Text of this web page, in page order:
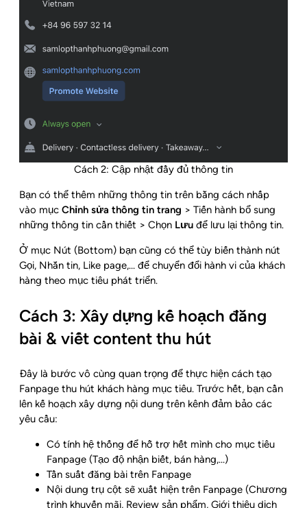
Cách 2: Cập nhật đầy đủ thông tin
Bạn có thể thêm những thông tin trên bằng cách nhấp
vào mục Chỉnh sửa thông tin trang > Tiến hành bổ sung
những thông tin cần thiết > Chọn Lưu để lưu lại thông tin.
Ở mục Nút (Bottom) bạn cũng có thể tùy biến thành nút
Gọi, Nhắn tin, Like page,… để chuyển đổi hành vi của khách
hàng theo mục tiêu phát triển.
Cách 3: Xây dựng kế hoạch đăng
bài & viết content thu hút
Đây là bước vô cùng quan trọng để thực hiện cách tạo
Fanpage thu hút khách hàng mục tiêu. Trước hết, bạn cần
lên kế hoạch xây dựng nội dung trên kênh đảm bảo các
yêu cầu:
Có tính hệ thống để hỗ trợ hết mình cho mục tiêu
Fanpage (Tạo độ nhận biết, bán hàng,…)
Tần suất đăng bài trên Fanpage
Nội dung trụ cột sẽ xuất hiện trên Fanpage (Chương
trình khuyến mãi, Review sản phẩm, Giới thiệu dịch